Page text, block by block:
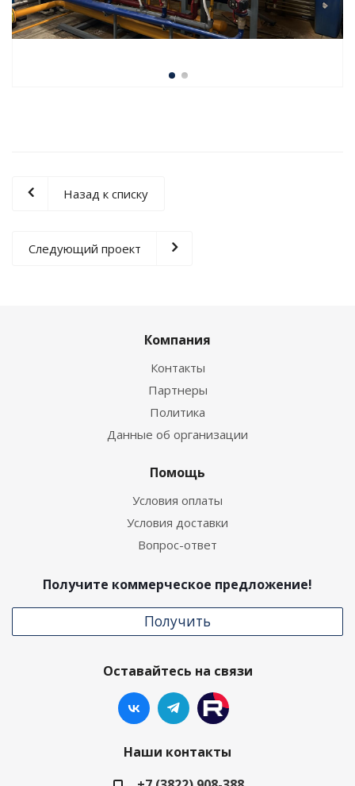
Назад к списку
Следующий проект
Компания
Контакты
Партнеры
Политика
Данные об организации
Помощь
Условия оплаты
Условия доставки
Вопрос-ответ
Получите коммерческое предложение!
Получить
Оставайтесь на связи
Наши контакты